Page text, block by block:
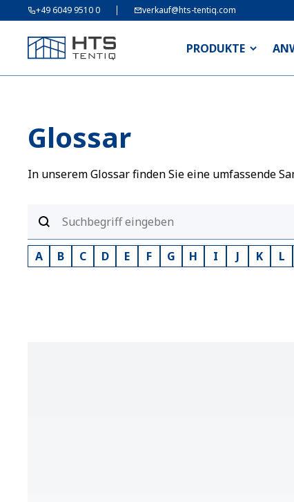
+49 6049 9510 0 verkauf@hts-tentiq.com
PRODUKTE
Glossar
In unserem Glossar finden Sie eine umfassende
A B C D E F G H I J K L